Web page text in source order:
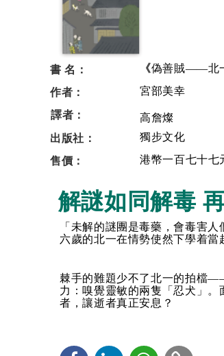
書 名： 《偽善賊——北
作者： 宮部美幸
譯者： 高詹燦
出版社： 獨步文化
售價： 港幣一百七十七
解謎如同解毒
「未解的謎團是毒藥，會毒害
六歲的北一在情勢使然下學着當
棘手的難題少不了北一的拍檔
力：嗅覺靈敏的兩隻「忍犬」
者，讓逝者真正安息？